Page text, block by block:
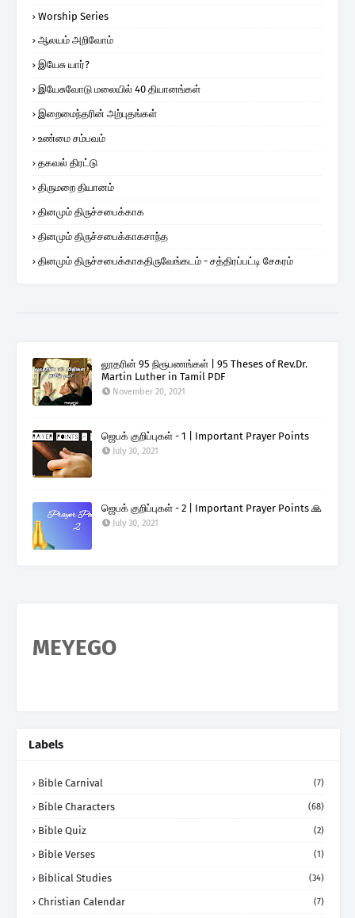
Worship Series
ஆலயம் அறிவோம்
இயேசு யார்?
இயேசுவோடு மலையில் 40 தியானங்கள்
இறைமைந்தரின் அற்புதங்கள்
உண்மை சம்பவம்
தகவல் திரட்டு
திருமறை தியானம்
தினமும் திருச்சபைக்காக
தினமும் திருச்சபைக்காகசாந்த
தினமும் திருச்சபைக்காகதிருவேங்கடம் - சத்திரப்பட்டி சேகரம்
லூதரின் 95 நிரூபணங்கள் | 95 Theses of Rev.Dr.
Martin Luther in Tamil PDF
November 20, 2021
ஜெபக் குறிப்புகள் - 1 | Important Prayer Points
July 30, 2021
ஜெபக் குறிப்புகள் - 2 | Important Prayer Points 🙏
July 30, 2021
MEYEGO
Labels
Bible Carnival (7)
Bible Characters (68)
Bible Quiz (2)
Bible Verses (1)
Biblical Studies (34)
Christian Calendar (7)